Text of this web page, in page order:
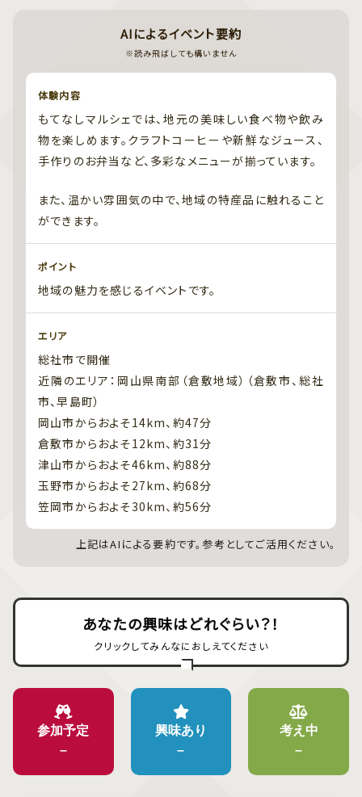
AIによるイベント要約
※読み飛ばしても構いません
体験内容
もてなしマルシェでは、地元の美味しい食べ物や飲み
物を楽しめます。クラフトコーヒーや新鮮なジュース、
手作りのお弁当など、多彩なメニューが揃っています。
また、温かい雰囲気の中で、地域の特産品に触れること
ができます。
ポイント
地域の魅力を感じるイベントです。
エリア
総社市で開催
近隣のエリア：岡山県南部（倉敷地域）（倉敷市、総社
市、早島町）
岡山市からおよそ14km、約47分
倉敷市からおよそ12km、約31分
津山市からおよそ46km、約88分
玉野市からおよそ27km、約68分
笠岡市からおよそ30km、約56分
上記はAIによる要約です。参考としてご活用ください。
あなたの興味はどれぐらい？！
クリックしてみんなにおしえてください
参加予定
–
興味あり
–
考え中
–